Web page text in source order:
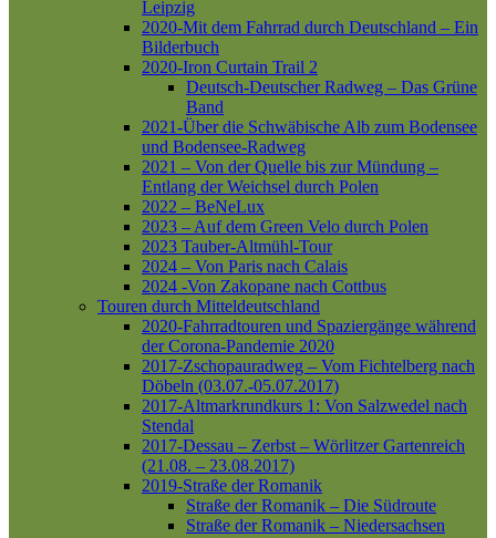
Leipzig
2020-Mit dem Fahrrad durch Deutschland – Ein
Bilderbuch
2020-Iron Curtain Trail 2
Deutsch-Deutscher Radweg – Das Grüne
Band
2021-Über die Schwäbische Alb zum Bodensee
und Bodensee-Radweg
2021 – Von der Quelle bis zur Mündung –
Entlang der Weichsel durch Polen
2022 – BeNeLux
2023 – Auf dem Green Velo durch Polen
2023 Tauber-Altmühl-Tour
2024 – Von Paris nach Calais
2024 -Von Zakopane nach Cottbus
Touren durch Mitteldeutschland
2020-Fahrradtouren und Spaziergänge während
der Corona-Pandemie 2020
2017-Zschopauradweg – Vom Fichtelberg nach
Döbeln (03.07.-05.07.2017)
2017-Altmarkrundkurs 1: Von Salzwedel nach
Stendal
2017-Dessau – Zerbst – Wörlitzer Gartenreich
(21.08. – 23.08.2017)
2019-Straße der Romanik
Straße der Romanik – Die Südroute
Straße der Romanik – Niedersachsen